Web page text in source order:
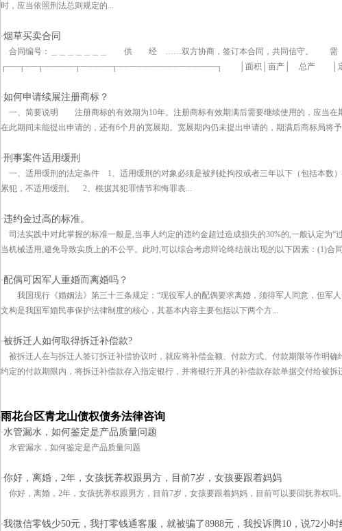
时，应当依照刑法总则规定的...
·烟草买卖合同
合同编号：＿＿＿＿＿＿＿ 供 经 ……双方协商，签订本合同，共同信守。
┌──┬──┬─────┬─────┬────────────────┐ │面积│亩产│ 总产 │定
·如何申请续展注册商标？
一、简要说明 注册商标的有效期为10年。注册商标有效期满后需要继续使用的，应当在
在此期间未能提出申请的，还有6个月的宽展期。宽展期内仍未提出申请的，期满后商标局将
·刑事案件适用缓刑
一、适用缓刑的法定条件 1、适用缓刑的对象必须是被判处拘役或者三年以下（包括本数
累犯，不适用缓刑。 2、根据其犯罪情节和悔罪表...
·违约金过高的标准。
司法实践中对此掌握的标准一般是,当事人约定的违约金超过造成损失的30%的,一般认定为“
当机械适用,避免导致实质上的不公平。此时,可以综合考虑辩论终结前出现的以下因素：(1)合
·配偶可因军人重婚而离婚吗？
我国现行《婚姻法》第三十三条规定：“现役军人的配偶要求离婚，须得军人同意，但军
文构是我国军婚民事保护法律制度的核心，其基本内容主要包括以下两个方...
·被拆迁人如何取得拆迁补偿款?
被拆迁人在与拆迁人签订拆迁补偿协议时，就应将补偿金额、付款方式、付款期限等作明确
约定的付款期限内，将拆迁补偿款存入指定银行，并将银行开具的补偿款存款单据交付给被拆
雨花台区青龙山债权债务法律咨询
·水管漏水，如何鉴定是产品质量问题
水管漏水，如何鉴定是产品质量问题
·你好，离婚，2年，女孩抚养权跟男方，目前7岁，女孩要跟着妈妈
你好，离婚，2年，女孩抚养权跟男方，目前7岁，女孩要跟着妈妈，目前可以要回抚养权吗。
·我微信零钱少50元，我打零钱通客服，就被骗了8988元，我投诉腾10，说72小